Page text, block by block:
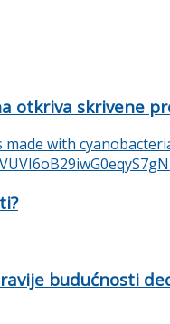
otkriva skrivene
budućnosti